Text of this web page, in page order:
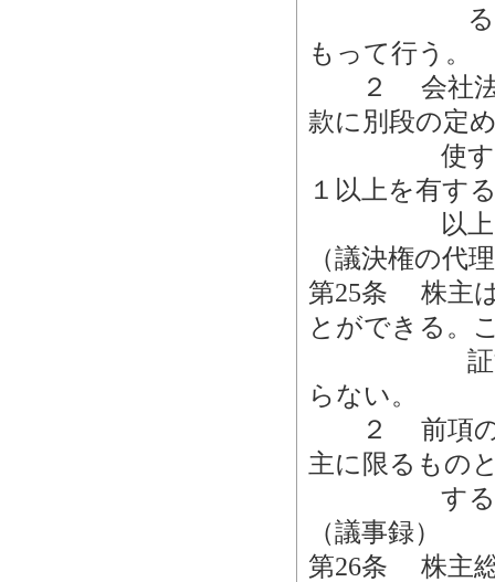
ることが
もって行う。
２ 会社法第
款に別段の定
使するこ
１以上を有す
以上をも
（議決権の代
第25条 株主
とができる。
証する書
らない。
２ 前項の代
主に限るもの
すること
（議事録）
第26条 株主